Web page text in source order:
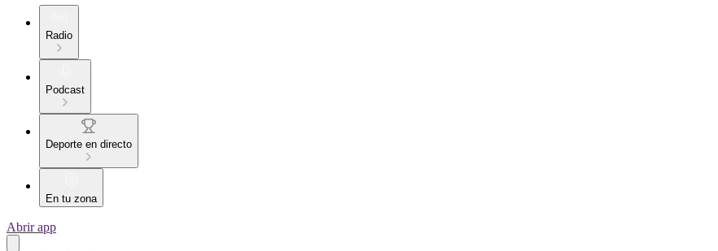
Radio
Podcast
Deporte en directo
En tu zona
Abrir app